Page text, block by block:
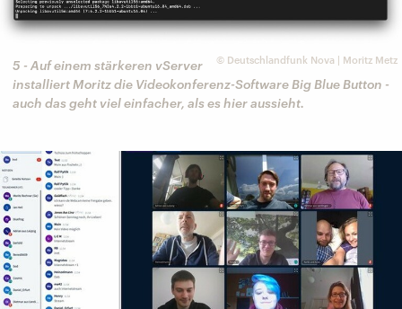
© Deutschlandfunk Nova | Moritz Metz
5 - Auf einem stärkeren vServer
installiert Moritz die Videokonferenz-Software Big Blue Button -
auch das geht viel einfacher, als es hier aussieht.